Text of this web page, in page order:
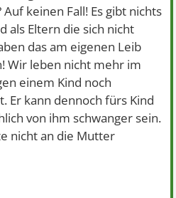
keinen Fall! Es gibt nichts
als Eltern die sich nicht
das am eigenen Leib
Wir leben nicht mehr im
einem Kind noch
Er kann dennoch fürs Kind
von ihm schwanger sein.
nicht an die Mutter